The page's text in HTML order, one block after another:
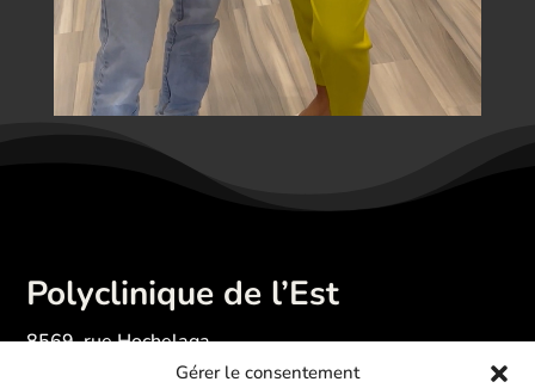
Gérer le consentement
Polyclinique de l’Est
8569, rue Hochelaga